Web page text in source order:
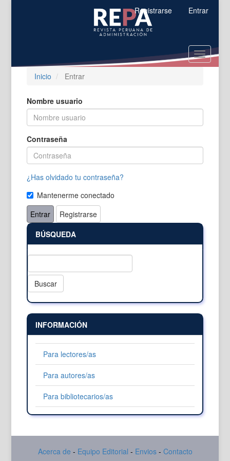
página
Navegación
Contenido
principal
Barra
lateral
Registrarse Entrar
Toggle
Inicio
Entrar
Nombre usuario
Contraseña
¿Has olvidado tu contraseña?
Mantenerme conectado
Entrar
Registrarse
BÚSQUEDA
Buscar
INFORMACIÓN
Para lectores/as
Para autores/as
Para bibliotecarios/as
Acerca de - Equipo Editorial - Envios - Contacto